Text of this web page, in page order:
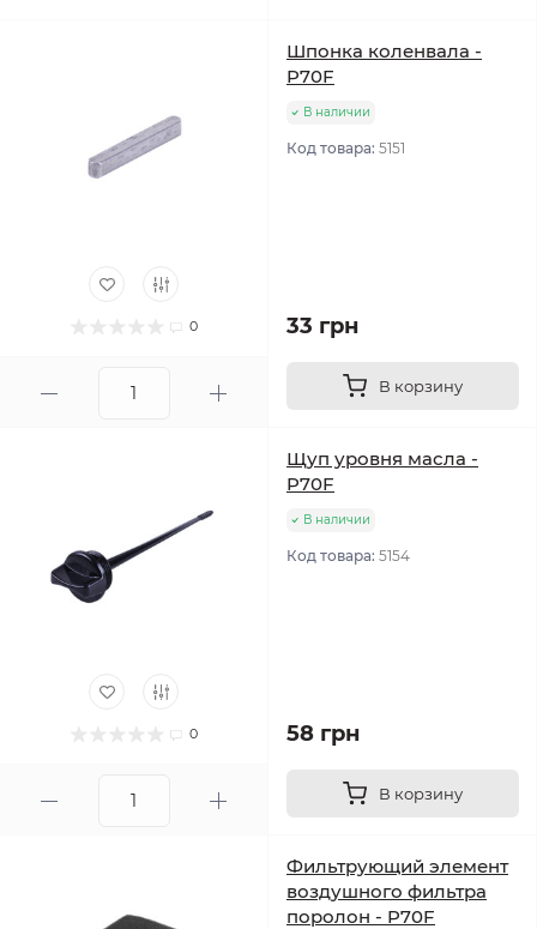
0
Шпонка коленвала -
P70F
В наличии
Код товара: 5151
33 грн
В корзину
0
Щуп уровня масла -
P70F
В наличии
Код товара: 5154
58 грн
В корзину
Фильтрующий элемент
воздушного фильтра
поролон - P70F